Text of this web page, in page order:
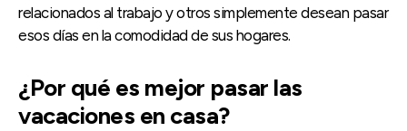
relacionados al trabajo y otros simplemente desean pasar
esos días en la comodidad de sus hogares.
¿Por qué es mejor pasar las
vacaciones en casa?